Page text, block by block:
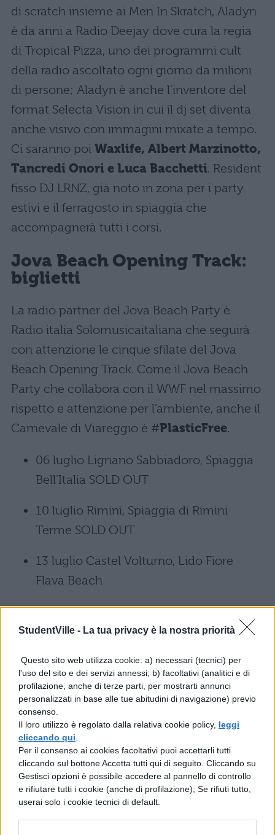
StudentVille - La tua privacy è la nostra priorità
Questo sito web utilizza cookie: a) necessari (tecnici) per
l'uso del sito e dei servizi annessi; b) facoltativi (analitici e di
profilazione, anche di terze parti, per mostrarti annunci
personalizzati in base alle tue abitudini di navigazione) previo
consenso.
Il loro utilizzo è regolato dalla relativa cookie policy, leggi
cliccando qui
Per il consenso ai cookies facoltativi puoi accettarli tutti
cliccando sul bottone Accetta tutti qui di seguito. Cliccando su
Gestisci opzioni è possibile accedere al pannello di controllo
e rifiutare tutti i cookie (anche di profilazione); Se rifiuti tutto,
userai solo i cookie tecnici di default.
di scratch insieme ai Men In Skratch, Aladyn
è da anni a Radio Deejay dove cura la regia
di Tropical Pizza, uno dei programmi cult
della radio ascoltato ogni giorno da milioni
di persone; Aladyn è anche l’inventore del
format Selecta Vision in cui il dj set diventa
anche visivo con immagini mixate a tempo.
Ci saranno poi Waxlife, Albert Marzinotto,
Tancredi Onori e Luca Bacchetti. Resident
fisso DJ LRNZ, già noto in zona per i party
estivi e il ferragosto in spiaggia che
accompagnerà tutti i corsi.
Jova Beach Opening Track:
biglietti
La radio partner del Jova Beach Party è
Radio italia Solomusicaitaliana che seguirà
con attenzione le cinque sfilate del Jova
Beach Opening Track. Come il Jova Beach
Party che collabora con il WWF nel massimo
rispetto e attenzione per l’ambiente, anche il
Carnevale di Viareggio è #PlasticFree.
06 luglio Lignano Sabbiadoro, Spiaggia
Bell’Italia SOLD OUT
10 luglio Rimini, Spiaggia di Rimini
Terme SOLD OUT
13 luglio Castel Volturno, Lido Fiore
Flava Beach
16 luglio Marina di Cerveteri, Lungomare
dei Navigatori Etruschi
20 luglio Barletta, Lungomare Pietro
Mennea
23 luglio Olbia, Banchina Isola Bianca
Molo Bonaria
27 luglio Albenga, Spiaggia Fronte Isola
SOLD OUT